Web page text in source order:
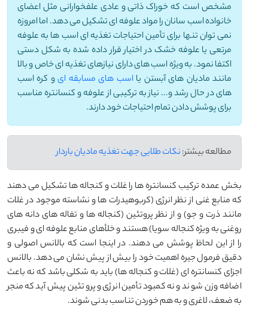
مشخص است که خوراک ذاتی و عادی علفخوارانی مثل اعضای
خانواده اسب سانان را مواد علوفه ای تشکیل می دهد. اما امروزه
نمی توان تنها برای تأمین احتیاجات تغذیه ای اسب ها به علوفه
مرتعی یا علوفه خشک در اختیار قرار داده شده به شکل دستی
اکتفا نمود. به ویژه اسب های دارای نیازهای تغذیه ای خاص و بالا
مانند مادیان های آبستن یااسب های مسابقه ایو کره اسب
های در حال رشد و... نیاز به ترکیبی از علوفه و کنسانتره مناسب
برای پوشش دادن تمام احتیاجات خود دارند.
مطالعه بیشتر:نکات طلایی جهت تغذیه مادیان باردار
بخش عمده ترکیب کنسانتره ها را غلات و کنجاله ها تشکیل می دهند
که منابع غنی از نظر انرژی (کربوهیدرات ها و نشاسته موجود در غلات
مانند ذرت و جو) و از نظر پروتئین (کنجاله ها و تفاله های دانه های
روغنی به ویژه کنجاله سویا) هستند و خلأهای منابع علوفه ای و فیبری
را از این لحاظ پوشش می دهند. در اینجا است که بالانس اصولی و
دقیق فرمول جیره اهمیت خود را بیش از پیش نشان می دهد. بالانس
اجزای کنسانتره ای (غلات و کنجاله ها) باید به شکلی باشد که نه باعث
اضافه وزن شوند و نه کمبود تأمین انرژی و پروتئین پیش آید که منجر
به ضعف، لاغری و به هم خوردن تناسب بدنی شوند.